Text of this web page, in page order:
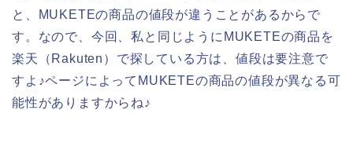
と、MUKETEの商品の値段が違うことがあるからで
す。なので、今回、私と同じようにMUKETEの商品を
楽天（Rakuten）で探している方は、値段は要注意で
すよ♪ページによってMUKETEの商品の値段が異なる可
能性がありますからね♪